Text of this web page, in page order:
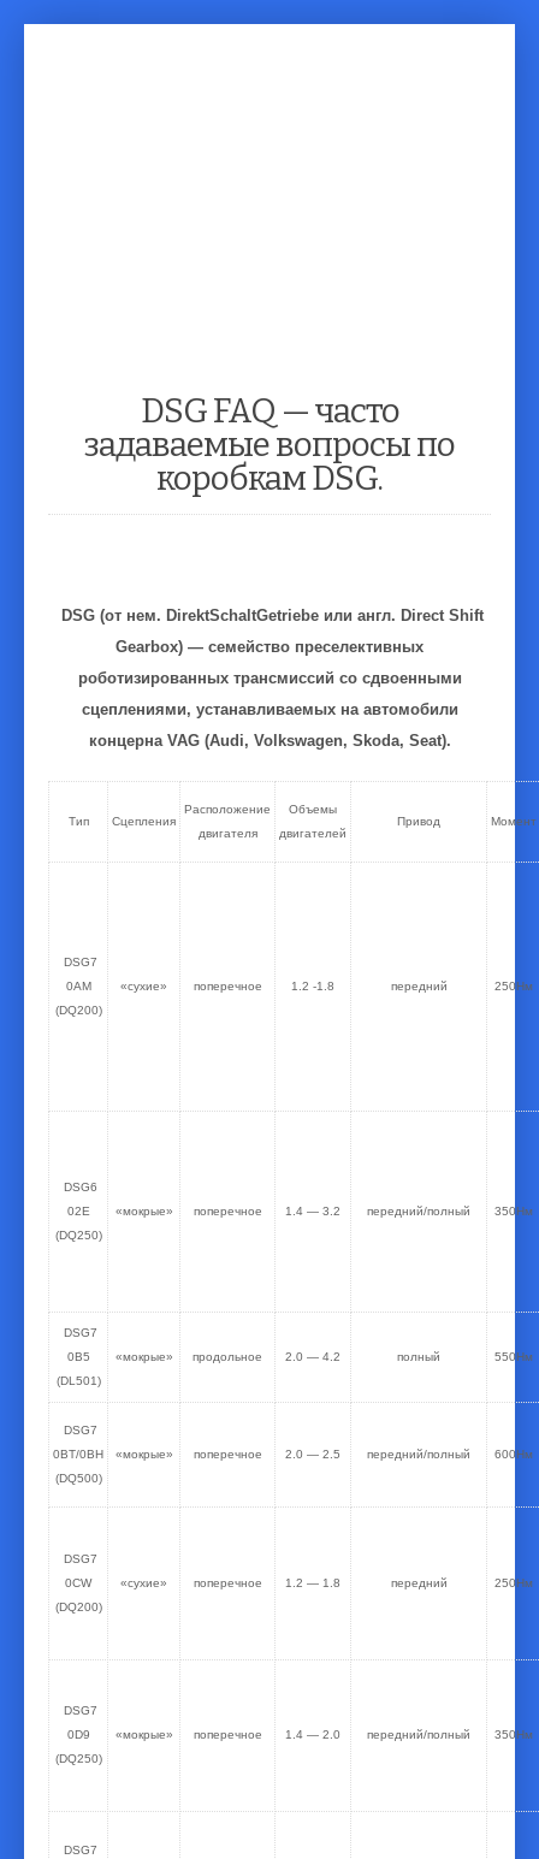
DSG FAQ — часто
задаваемые вопросы по
коробкам DSG.
DSG (от нем. DirektSchaltGetriebe или англ. Direct Shift
Gearbox) — семейство преселективных
роботизированных трансмиссий со сдвоенными
сцеплениями, устанавливаемых на автомобили
концерна VAG (Audi, Volkswagen, Skoda, Seat).
Тип Сцепления
Расположение
двигателя
Объемы
двигателей
Привод Момент
DSG7
0AM
(DQ200)
«сухие» поперечное 1.2 -1.8 передний 250Нм
DSG6
02E
(DQ250)
«мокрые» поперечное 1.4 — 3.2 передний/полный 350Нм
DSG7
0B5
(DL501)
«мокрые» продольное 2.0 — 4.2 полный 550Нм
DSG7
0BT/0BH
(DQ500)
«мокрые» поперечное 2.0 — 2.5 передний/полный 600Нм
DSG7
0CW
(DQ200)
«сухие» поперечное 1.2 — 1.8 передний 250Нм
DSG7
0D9
(DQ250)
«мокрые» поперечное 1.4 — 2.0 передний/полный 350Нм
DSG7